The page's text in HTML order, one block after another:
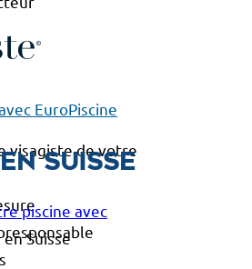
EuroPiscine
visagiste de votre
Suisse
piscine avec
Suisse